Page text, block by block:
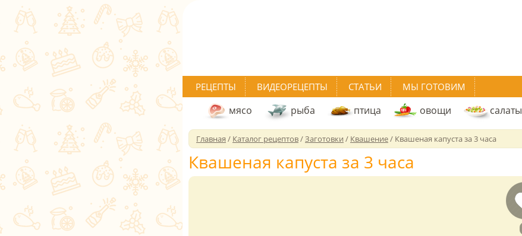
РЕЦЕПТЫ ВИДЕОРЕЦЕПТЫ СТАТЬИ МЫ ГОТОВИМ
мясо рыба птица овощи салаты
Главная / Каталог рецептов/Заготовки / Квашение/ Квашеная капуста за 3 часа
Квашеная капуста за 3 часа